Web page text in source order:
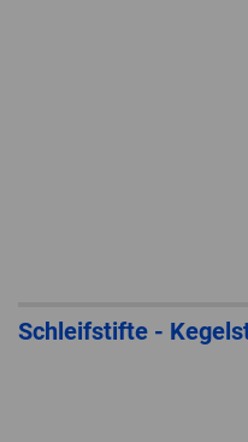
Schleifstifte -